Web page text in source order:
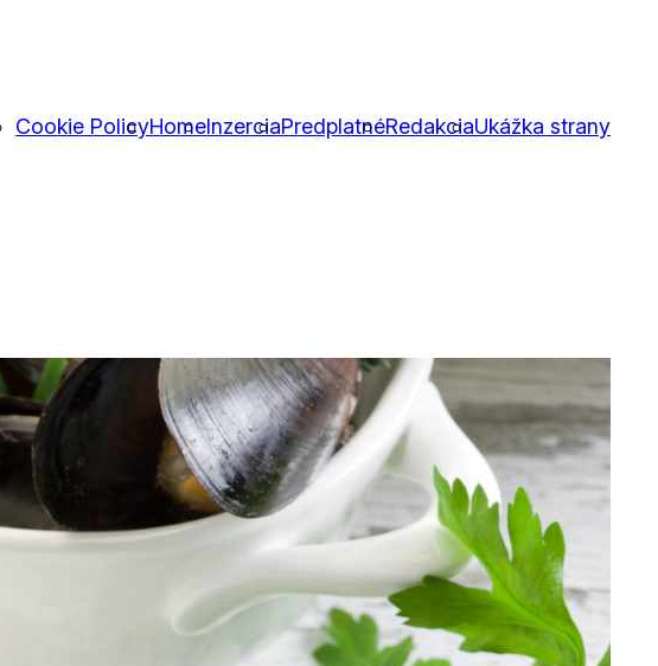
Cookie PolicyHomeInzerciaPredplatnéRedakciaUkážka strany